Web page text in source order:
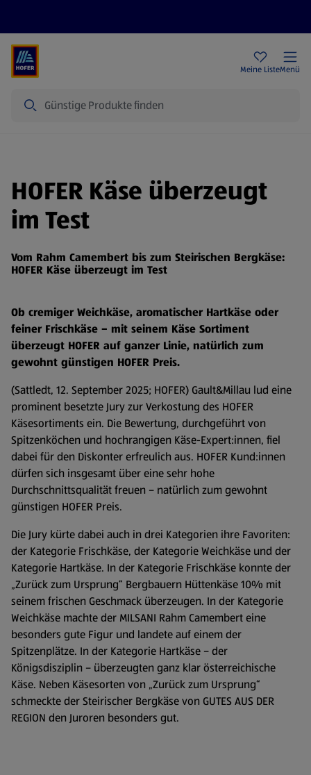
Meine ListeMenü
HOFER Käse überzeugt
im Test
Vom Rahm Camembert bis zum Steirischen Bergkäse:
HOFER Käse überzeugt im Test
Ob cremiger Weichkäse, aromatischer Hartkäse oder
feiner Frischkäse – mit seinem Käse Sortiment
überzeugt HOFER auf ganzer Linie, natürlich zum
gewohnt günstigen HOFER Preis.
(Sattledt, 12. September 2025; HOFER) Gault&Millau lud eine
prominent besetzte Jury zur Verkostung des HOFER
Käsesortiments ein. Die Bewertung, durchgeführt von
Spitzenköchen und hochrangigen Käse-Expert:innen, fiel
dabei für den Diskonter erfreulich aus. HOFER Kund:innen
dürfen sich insgesamt über eine sehr hohe
Durchschnittsqualität freuen – natürlich zum gewohnt
günstigen HOFER Preis.
Die Jury kürte dabei auch in drei Kategorien ihre Favoriten:
der Kategorie Frischkäse, der Kategorie Weichkäse und der
Kategorie Hartkäse. In der Kategorie Frischkäse konnte der
„Zurück zum Ursprung“ Bergbauern Hüttenkäse 10% mit
seinem frischen Geschmack überzeugen. In der Kategorie
Weichkäse machte der MILSANI Rahm Camembert eine
besonders gute Figur und landete auf einem der
Spitzenplätze. In der Kategorie Hartkäse – der
Königsdisziplin – überzeugten ganz klar österreichische
Käse. Neben Käsesorten von „Zurück zum Ursprung“
schmeckte der Steirischer Bergkäse von GUTES AUS DER
REGION den Juroren besonders gut.